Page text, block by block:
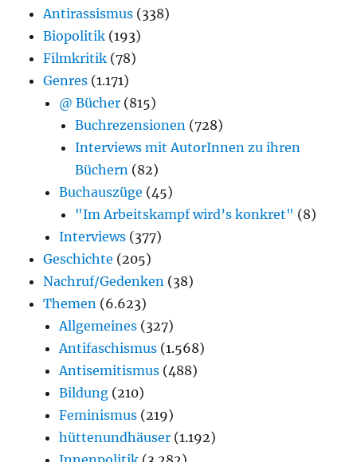
Antirassismus (338)
Biopolitik (193)
Filmkritik (78)
Genres (1.171)
@ Bücher (815)
Buchrezensionen (728)
Interviews mit AutorInnen zu ihren
Büchern (82)
Buchauszüge (45)
"Im Arbeitskampf wird’s konkret" (8)
Interviews (377)
Geschichte (205)
Nachruf/Gedenken (38)
Themen (6.623)
Allgemeines (327)
Antifaschismus (1.568)
Antisemitismus (488)
Bildung (210)
Feminismus (219)
hüttenundhäuser (1.192)